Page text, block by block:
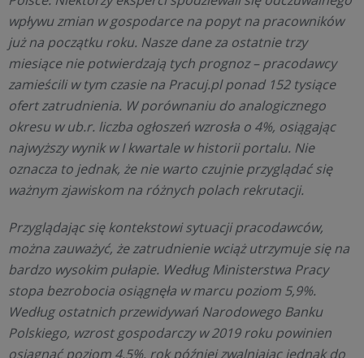
wpływu zmian w gospodarce na popyt na pracowników
już na początku roku. Nasze dane za ostatnie trzy
miesiące nie potwierdzają tych prognoz – pracodawcy
zamieścili w tym czasie na Pracuj.pl ponad 152 tysiące
ofert zatrudnienia. W porównaniu do analogicznego
okresu w ub.r. liczba ogłoszeń wzrosła o 4%, osiągając
najwyższy wynik w I kwartale w historii portalu. Nie
oznacza to jednak, że nie warto czujnie przyglądać się
ważnym zjawiskom na różnych polach rekrutacji.
Przyglądając się kontekstowi sytuacji pracodawców,
można zauważyć, że zatrudnienie wciąż utrzymuje się na
bardzo wysokim pułapie. Według Ministerstwa Pracy
stopa bezrobocia osiągnęła w marcu poziom 5,9%.
Według ostatnich przewidywań Narodowego Banku
Polskiego, wzrost gospodarczy w 2019 roku powinien
osiągnąć poziom 4,5%, rok później zwalniając jednak do